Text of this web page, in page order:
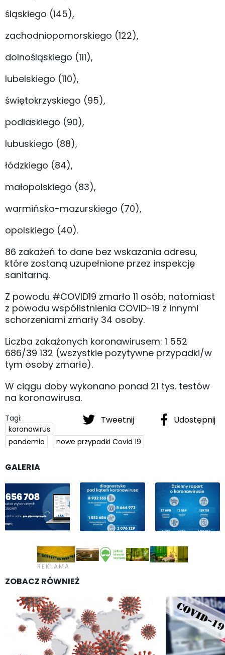
śląskiego (145),
zachodniopomorskiego (122),
dolnośląskiego (111),
lubelskiego (110),
świętokrzyskiego (95),
podlaskiego (90),
lubuskiego (88),
łódzkiego (84),
małopolskiego (83),
warmińsko-mazurskiego (70),
opolskiego (40).
86 zakażeń to dane bez wskazania adresu,
które zostaną uzupełnione przez inspekcję
sanitarną.
Z powodu #COVID19 zmarło 11 osób, natomiast
z powodu współistnienia COVID-19 z innymi
schorzeniami zmarły 34 osoby.
Liczba zakażonych koronawirusem: 1 552
686/39 132 (wszystkie pozytywne przypadki/w
tym osoby zmarłe).
W ciągu doby wykonano ponad 21 tys. testów
na koronawirusa.
Tweetnij Udostępnij
Tagi:
koronawirus
pandemia
nowe przypadki Covid 19
GALERIA
ZOBACZ RÓWNIEŻ